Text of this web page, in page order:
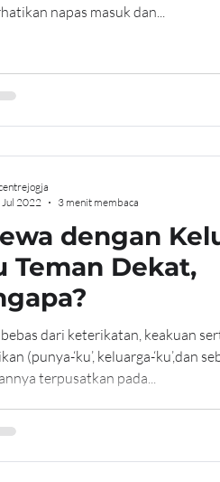
napas masuk dan...
dengan
Teman Dekat,
bebas dari keterikatan, keakuan
(punya-‘ku’, keluarga-‘ku’,dan
terpusatkan pada...
Jul 2022
3 menit membaca